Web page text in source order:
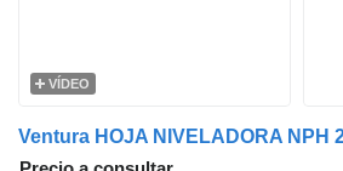
VÍDEO